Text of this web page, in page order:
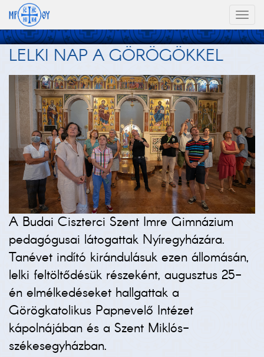
LELKI NAP A GÖRÖGÖKKEL
A Budai Ciszterci Szent Imre Gimnázium
pedagógusai látogattak Nyíregyházára.
Tanévet indító kirándulásuk ezen állomásán,
lelki feltöltődésük részeként, augusztus 25-
én elmélkedéseket hallgattak a
Görögkatolikus Papnevelő Intézet
kápolnájában és a Szent Miklós-
székesegyházban.